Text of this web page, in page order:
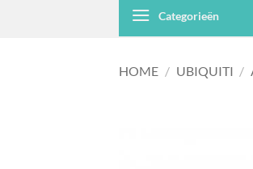
Categorieën
HOME / UBIQUITI /